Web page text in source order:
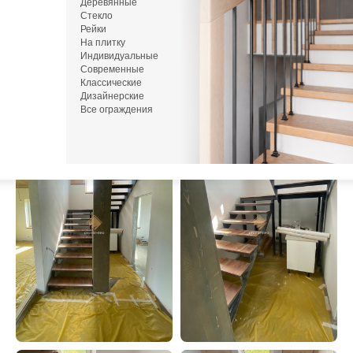
Деревянные
Стекло
Рейки
На плитку
Индивидуальные
Современные
Классические
Дизайнерские
Все ограждения
или напишите нам в Telegram / MAX